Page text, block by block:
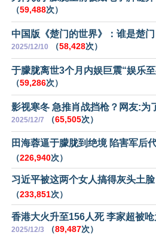
（59,488次）
中国版《楚门的世界》：谁是楚
2025/12/10 （58,428次）
于朦胧离世3个月内娱巨震“娱乐
（59,286次）
影视寒冬 急推肖战挡枪？网友:为
2025/12/7 （65,505次）
田海蓉逼于朦胧到绝境 陷害军后
（226,940次）
习近平被这两个女人搞得灰头土脸
（233,851次）
香港大火升至156人死 李家超被
2025/12/3 （89,487次）